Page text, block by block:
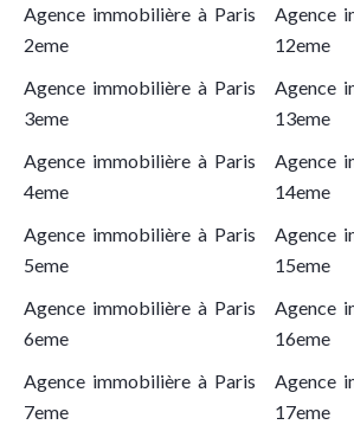
Agence immobilière à Paris
2eme
Agence immobilière à Paris
3eme
Agence immobilière à Paris
4eme
Agence immobilière à Paris
5eme
Agence immobilière à Paris
6eme
Agence immobilière à Paris
7eme
Agence
12eme
Agence
13eme
Agence
14eme
Agence
15eme
Agence
16eme
Agence
17eme